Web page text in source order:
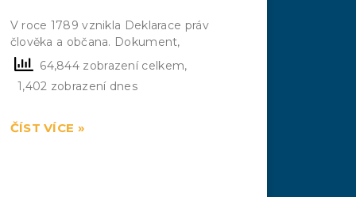
V roce 1789 vznikla Deklarace práv
člověka a občana. Dokument,
64,844 zobrazení celkem,
1,402 zobrazení dnes
ČÍST VÍCE »